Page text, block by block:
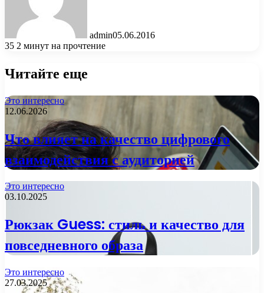
admin05.06.2016
35 2 минут на прочтение
Читайте еще
Это интересно
12.06.2026
Что влияет на качество цифрового
взаимодействия с аудиторией
Это интересно
03.10.2025
Рюкзак Guess: стиль и качество для
повседневного образа
Это интересно
27.03.2025